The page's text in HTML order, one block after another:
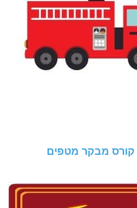
קורס מבקר מטפים